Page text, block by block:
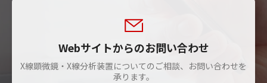
Webサイトからのお問い合わせ
X線顕微鏡・X線分析装置についてのご相談、お問い合わせを
承ります。